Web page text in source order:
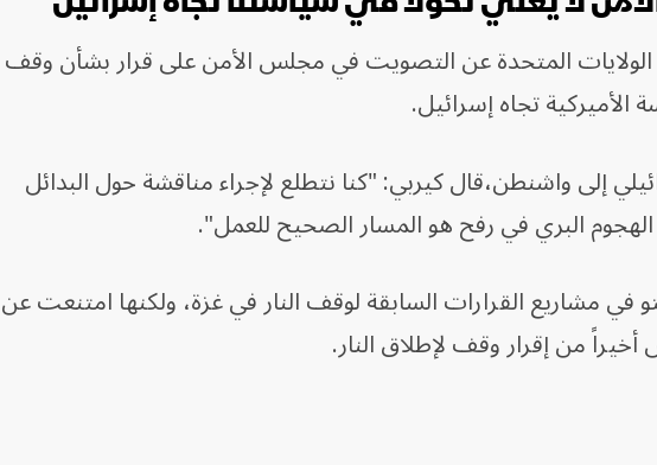
المتحدة عن التصويت في مجلس الأمن على قرار بشأن وقف
الأميركية تجاه إسرائيل.
إلى واشنطن،قال كيربي: "كنا نتطلع لإجراء مناقشة حول البدائل
الهجوم البري في رفح هو المسار الصحيح للعمل".
مشاريع القرارات السابقة لوقف النار في غزة، ولكنها امتنعت عن
من إقرار وقف لإطلاق النار.